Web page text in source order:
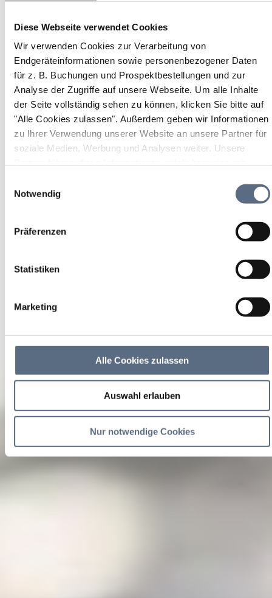
Diese Webseite verwendet Cookies
Wir verwenden Cookies zur Verarbeitung von
Endgeräteinformationen sowie personenbezogener Daten
für z. B. Buchungen und Prospektbestellungen und zur
Analyse der Zugriffe auf unsere Webseite. Um alle Inhalte
der Seite vollständig sehen zu können, klicken Sie bitte auf
"Alle Cookies zulassen". Außerdem geben wir Informationen
zu Ihrer Verwendung unserer Website an unsere Partner für
soziale Medien, Werbung und Analysen weiter. Unsere
haben oder die sie im Rahmen Ihrer Nutzung der Dienste
Notwendig
Präferenzen
Statistiken
Marketing
Alle Cookies zulassen
Auswahl erlauben
Nur notwendige Cookies